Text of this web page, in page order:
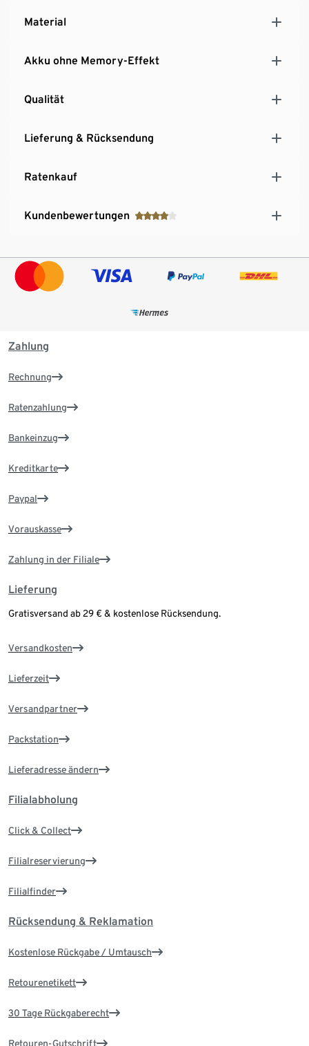
Material
Akku ohne Memory-Effekt
Qualität
Lieferung & Rücksendung
Ratenkauf
Kundenbewertungen
Zahlung
Rechnung
Ratenzahlung
Bankeinzug
Kreditkarte
Paypal
Vorauskasse
Zahlung in der Filiale
Lieferung
Gratisversand ab 29 € & kostenlose Rücksendung.
Versandkosten
Lieferzeit
Versandpartner
Packstation
Lieferadresse ändern
Filialabholung
Click & Collect
Filialreservierung
Filialfinder
Rücksendung & Reklamation
Kostenlose Rückgabe / Umtausch
Retourenetikett
30 Tage Rückgaberecht
Retouren-Gutschrift